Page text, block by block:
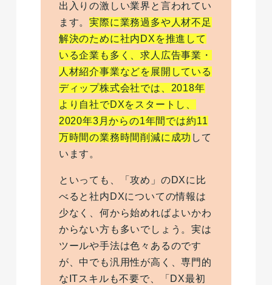
出入りの激しい業界と言われてい
ます。実際に業務過多や人材不足
解決のために社内DXを推進して
いる企業も多く、求人広告事業・
人材紹介事業などを展開している
ディップ株式会社では、2018年
より自社でDXをスタートし、
2020年3月からの1年間では約11
万時間の業務時間削減に成功 して
います。
といっても、「攻め」のDXに比
べると社内DXについての情報は
少なく、何から始めればよいかわ
からない方も多いでしょう。実は
ツールや手法は色々あるのです
が、中でも汎用性が高く、専門的
なITスキルも不要で、「DX最初